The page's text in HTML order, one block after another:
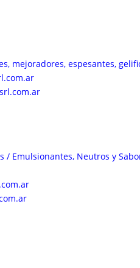
mejoradores, espesantes,
Emulsionantes, Neutros y